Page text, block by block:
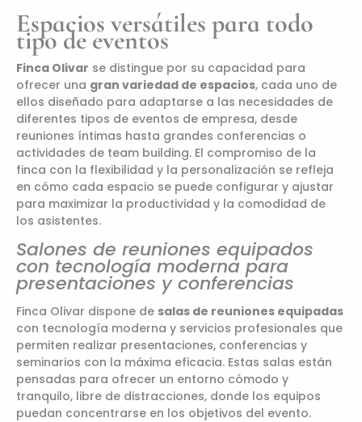
Espacios versátiles para todo
tipo de eventos
Finca Olivar se distingue por su capacidad para
ofrecer una gran variedad de espacios, cada uno de
ellos diseñado para adaptarse a las necesidades de
diferentes tipos de eventos de empresa, desde
reuniones íntimas hasta grandes conferencias o
actividades de team building. El compromiso de la
finca con la flexibilidad y la personalización se refleja
en cómo cada espacio se puede configurar y ajustar
para maximizar la productividad y la comodidad de
los asistentes.
Salones de reuniones equipados
con tecnología moderna para
presentaciones y conferencias
Finca Olivar dispone de salas de reuniones equipadas
con tecnología moderna y servicios profesionales que
permiten realizar presentaciones, conferencias y
seminarios con la máxima eficacia. Estas salas están
pensadas para ofrecer un entorno cómodo y
tranquilo, libre de distracciones, donde los equipos
puedan concentrarse en los objetivos del evento.